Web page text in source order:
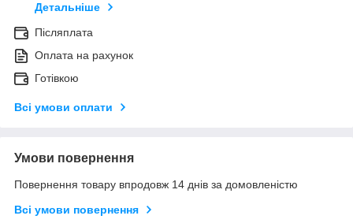
Детальніше
Післяплата
Оплата на рахунок
Готівкою
Всі умови оплати
Умови повернення
Повернення товару впродовж 14 днів за домовленістю
Всі умови повернення